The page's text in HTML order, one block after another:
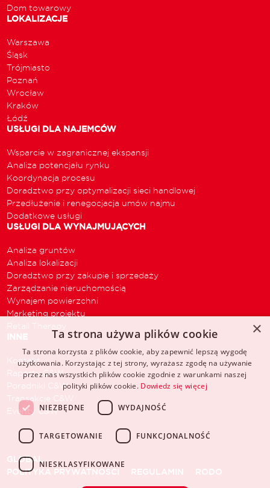
Dom towarowy
LOKALIZACJE
Warszawa
Śląsk
Trójmiasto
Poznań
Wrocław
Kraków
Łódź
USŁUGI DLA NAJEMCÓW
Wsparcie w zagranicznej ekspansji
Analiza potencjału rynku
Koordynacja procesu
Doradztwo przy optymalizacji sieci handlowej
Przedłużenie i renegocjacja umów najmu
Dodatkowe usługi
USŁUGI DLA WYNAJMUJĄCYCH
Analiza gruntów
Analiza lokalizacji
Doradztwo przy zakupie i sprzedaży
Zarządzanie nieruchomością
Wynajem powierzchni
Marketing projektu
Retail Therapy
INNE
Kontakt
Raporty C&W
Poradniki C&W
Transakcje C&W
Eventy C&W
GLOBAL
POLITYKA PRYWATNOŚCI
REGULAMIN RODO
×
Ta strona używa plików cookie
Ta strona korzysta z plików cookie, aby zapewnić lepszą wygodę
użytkowania. Korzystając z tej strony, wyrażasz zgodę na używanie
przez nas wszystkich plików cookie zgodnie z warunkami naszej
polityki plików cookie. Dowiedz się więcej
NIEZBĘDNE WYDAJNOŚĆ
TARGETOWANIE FUNKCJONALNOŚĆ
NIESKLASYFIKOWANE